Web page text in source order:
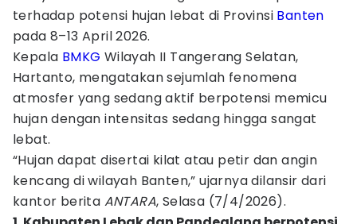
terhadap potensi hujan lebat di Provinsi Banten
pada 8–13 April 2026.
Kepala BMKG Wilayah II Tangerang Selatan,
Hartanto, mengatakan sejumlah fenomena
atmosfer yang sedang aktif berpotensi memicu
hujan dengan intensitas sedang hingga sangat
lebat.
“Hujan dapat disertai kilat atau petir dan angin
kencang di wilayah Banten,” ujarnya dilansir dari
kantor berita ANTARA, Selasa (7/4/2026).